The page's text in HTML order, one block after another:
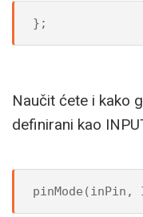
};
Naučit ćete i kako
definirani kao
pinMode(inPin,